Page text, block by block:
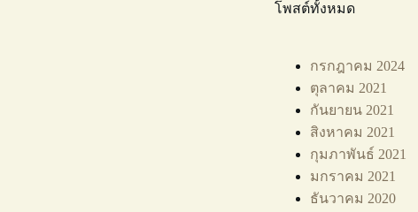
โพสต์ทั้งหมด
กรกฎาคม 2024
ตุลาคม 2021
กันยายน 2021
สิงหาคม 2021
กุมภาพันธ์ 2021
มกราคม 2021
ธันวาคม 2020